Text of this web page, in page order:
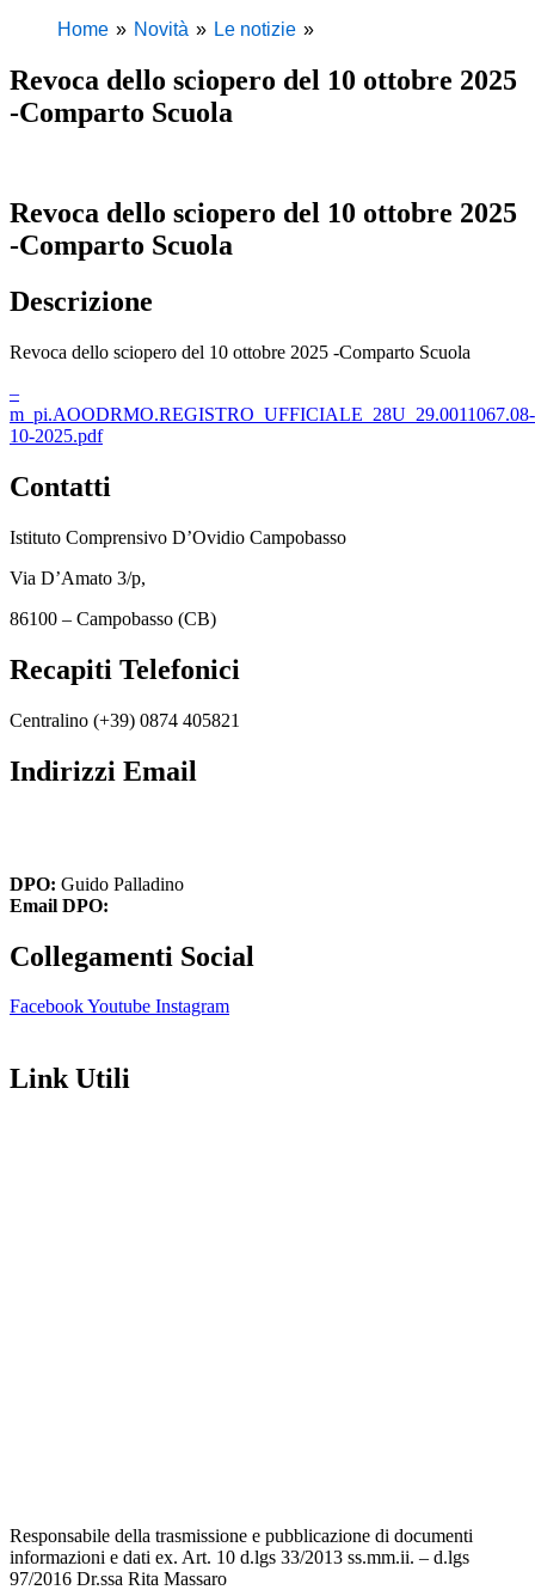
Home
Novità Le notizie
Revoca dello sciopero del 10 ottobre 2025
-Comparto Scuola
Revoca dello sciopero del 10 ottobre 2025
-Comparto Scuola
Descrizione
Revoca dello sciopero del 10 ottobre 2025 -Comparto Scuola
–
m_pi.AOODRMO.REGISTRO_UFFICIALE_28U_29.0011067.08-
10-2025.pdf
Contatti
Istituto Comprensivo D’Ovidio Campobasso
Via D’Amato 3/p,
86100 – Campobasso (CB)
Recapiti Telefonici
Centralino (+39) 0874 405821
Indirizzi Email
DPO: Guido Palladino
Email DPO:
Collegamenti Social
FacebookYoutube Instagram
Link Utili
Responsabile della trasmissione e pubblicazione di documenti
informazioni e dati ex. Art. 10 d.lgs 33/2013 ss.mm.ii. – d.lgs
97/2016 Dr.ssa Rita Massaro